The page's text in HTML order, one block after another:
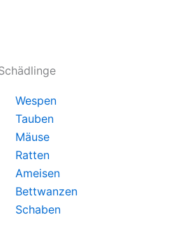
Wespen
Tauben
Mäuse
Ratten
Ameisen
Bettwanzen
Schaben